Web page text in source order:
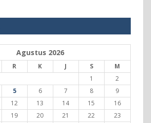
Agustus 2026
R K J S
M
1
2
5 6 7 8
9
12 13 14 15
16
19 20 21 22
23